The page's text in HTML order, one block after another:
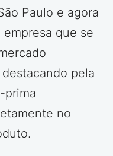
Paulo e agora
empresa que se
pela
prima
no